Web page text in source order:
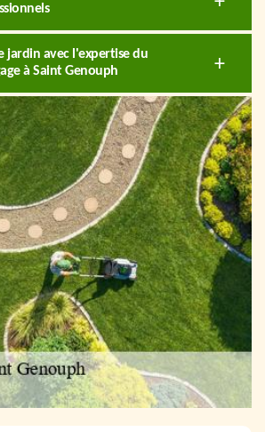
jardin avec l'expertise du
à Saint Genouph